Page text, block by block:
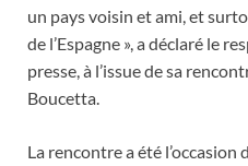
un pays voisin et ami, et
de l’Espagne », a déclaré le
presse, à l’issue de sa
Boucetta.
La rencontre a été